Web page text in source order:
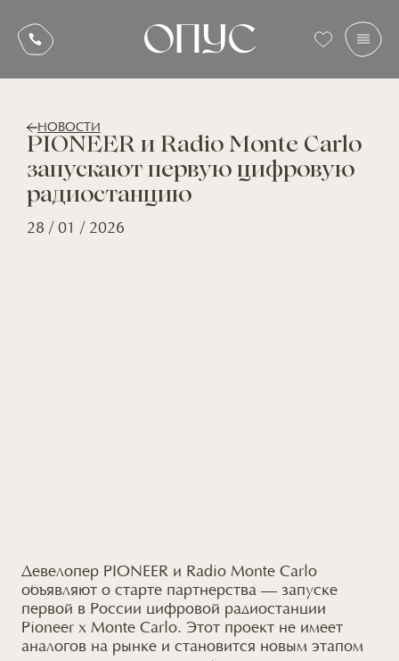
НОВОСТИ
PIONEER и Radio Monte Carlo
запускают первую цифровую
радиостанцию
28 / 01 / 2026
Девелопер PIONEER и RadioMonte Carlo
объявляют о стартепартнерства — запуске
первой в России цифровой радиостанции
Pioneer x Monte Carlo. Этот проект не имеет
аналогов на рынке и становится новым этапом